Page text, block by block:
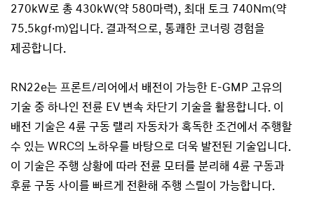
270kW로 총 430kW(약 580마력), 최대 토크 740Nm(약
75.5kgf·m)입니다. 결과적으로, 통쾌한 코너링 경험을
제공합니다.
RN22e는 프론트/리어에서 배전이 가능한 E-GMP 고유의
기술 중 하나인 전륜 EV 변속 차단기 기술을 활용합니다. 이
배전 기술은 4륜 구동 랠리 자동차가 혹독한 조건에서 주행할
수 있는 WRC의 노하우를 바탕으로 더욱 발전된 기술입니다.
이 기술은 주행 상황에 따라 전륜 모터를 분리해 4륜 구동과
후륜 구동 사이를 빠르게 전환해 주행 스릴이 가능합니다.